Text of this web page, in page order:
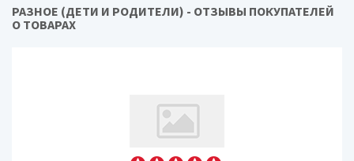
РАЗНОЕ (ДЕТИ И РОДИТЕЛИ) - ОТЗЫВЫ ПОКУПАТЕЛЕЙ
О ТОВАРАХ